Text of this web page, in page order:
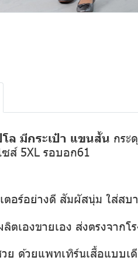
โล มีกระเป๋า แขนสั้น กระ
ส์ 5XL รอบอก61
ตอร์อย่างดี สัมผัสนุ่ม ใส่สบ
เองขายเอง ส่งตรงจากโ
ย ด้วยแพทเทิร์นเสื้อแบบเ